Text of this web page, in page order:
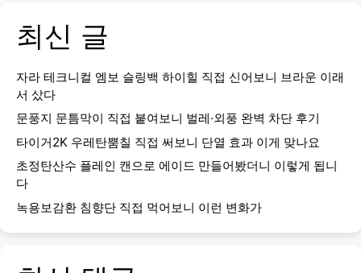
최신 글
자라 테크니컬 엠보 슬링백 하이힐 직접 신어보니 브라운 이래
서 샀다
문풍지 문틈막이 직접 붙여보니 벌레·외풍 완벽 차단 후기
타이거2K 우레탄뿜칠 직접 써보니 단열 효과 이게 맞나요
초정탄산수 플레인 캔으로 에이드 만들어봤더니 이렇게 됩니
다
녹용보감환 침향단 직접 먹어보니 이런 변화가